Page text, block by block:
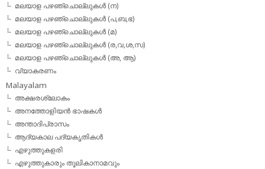
മലയാള പഴഞ്ചൊല്ലുകള്‍ (ന)
മലയാള പഴഞ്ചൊല്ലുകള്‍ (പ,ബ,ഭ)
മലയാള പഴഞ്ചൊല്ലുകള്‍ (മ)
മലയാള പഴഞ്ചൊല്ലുകള്‍ (ര,വ,ശ,സ)
മലയാള പഴഞ്ചൊല്ലുകൾ (അ, ആ)
വ്യാകരണം
Malayalam
അക്ഷരശ്ലോകം
അനത്തോളിയന്‍ ഭാഷകള്‍
അന്താദിപ്രാസം
ആദ്യകാല പദ്യകൃതികള്‍
എഴുത്തുകളരി
എഴുത്തുകാരും തൂലികാനാമവും